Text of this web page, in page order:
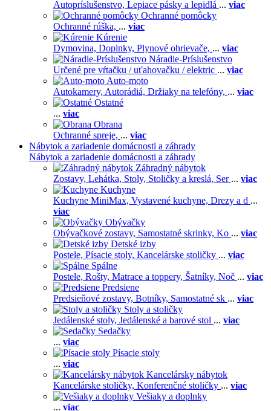
Autopríslušenstvo, Lepiace pásky a lepidlá ... viac
Ochranné pomôcky
Ochranné rúška, ... viac
Kúrenie
Dymovina, Doplnky, Plynové ohrievače, ... viac
Náradie-Príslušenstvo
Určené pre vŕtačku / uťahovačku / elektric ... viac
Auto-moto
Autokamery, Autorádiá, Držiaky na telefóny, ... viac
Ostatné
... viac
Obrana
Ochranné spreje, ... viac
Nábytok a zariadenie domácnosti a záhrady
Nábytok a zariadenie domácnosti a záhrady
Záhradný nábytok
Zostavy, Lehátka, Stoly, Stoličky a kreslá, Ser ... viac
Kuchyne
Kuchyne MiniMax, Vystavené kuchyne, Drezy a d ...
viac
Obývačky
Obývačkové zostavy, Samostatné skrinky, Ko ... viac
Detské izby
Postele, Písacie stoly, Kancelárske stoličky ... viac
Spálne
Postele, Rošty, Matrace a toppery, Šatníky, Noč ... viac
Predsiene
Predsieňové zostavy, Botníky, Samostatné sk ... viac
Stoly a stoličky
Jedálenské stoly, Jedálenské a barové stol ... viac
Sedačky
... viac
Písacie stoly
... viac
Kancelársky nábytok
Kancelárske stoličky, Konferenčné stoličky ... viac
Vešiaky a doplnky
... viac